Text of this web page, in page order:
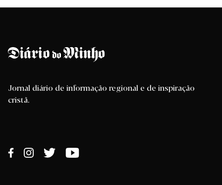
Jornal diário de informação regional e de inspiração
cristã.